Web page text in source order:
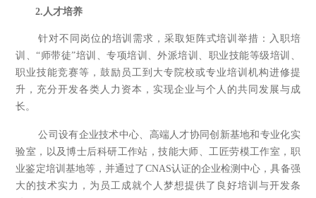
2. 人才培养
针对不同岗位的培训需求，采取矩阵式培训举措：入职培
训、“师带徒”培训、专项培训、外派培训、职业技能等级培训、
职业技能竞赛等，鼓励员工到大专院校或专业培训机构进修提
升，充分开发各类人力资本，实现企业与个人的共同发展与成
长。
公司设有企业技术中心、高端人才协同创新基地和专业化实
验室，以及博士后科研工作站，技能大师、工匠劳模工作室，职
业鉴定培训基地等，并通过了CNAS认证的企业检测中心，具备强
大的技术实力，为员工成就个人梦想提供了良好培训与开发条